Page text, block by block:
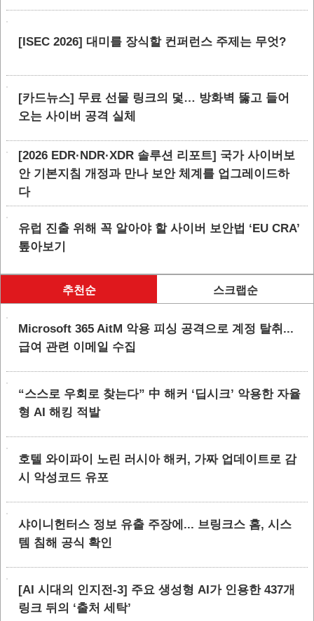
[ISEC 2026] 대미를 장식할 컨퍼런스 주제는 무엇?
[카드뉴스] 무료 선물 링크의 덫… 방화벽 뚫고 들어
오는 사이버 공격 실체
[2026 EDR·NDR·XDR 솔루션 리포트] 국가 사이버보
안 기본지침 개정과 만나 보안 체계를 업그레이드하
다
유럽 진출 위해 꼭 알아야 할 사이버 보안법 ‘EU CRA’
톺아보기
추천순 스크랩순
Microsoft 365 AitM 악용 피싱 공격으로 계정 탈취...
급여 관련 이메일 수집
“스스로 우회로 찾는다” 中 해커 ‘딥시크’ 악용한 자율
형 AI 해킹 적발
호텔 와이파이 노린 러시아 해커, 가짜 업데이트로 감
시 악성코드 유포
샤이니헌터스 정보 유출 주장에... 브링크스 홈, 시스
템 침해 공식 확인
[AI 시대의 인지전-3] 주요 생성형 AI가 인용한 437개
링크 뒤의 ‘출처 세탁’